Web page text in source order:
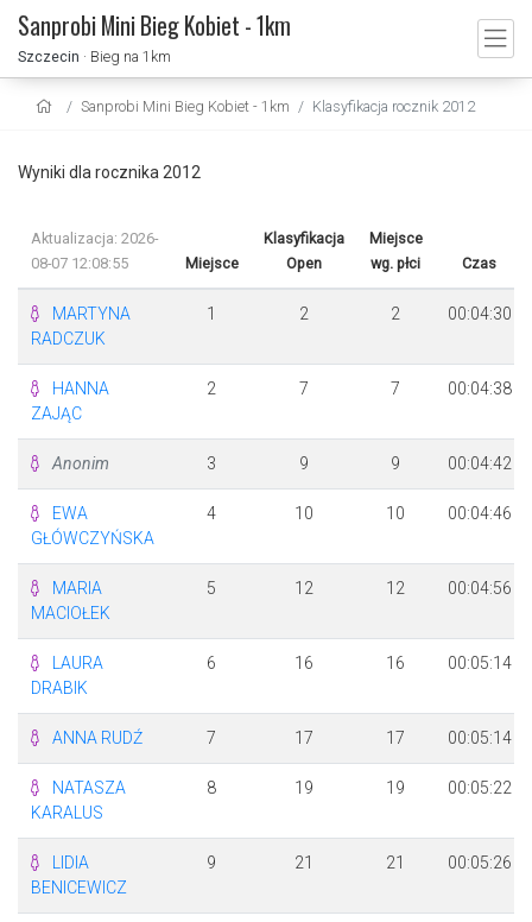
Sanprobi Mini Bieg Kobiet - 1km
Szczecin · Bieg na 1km
Sanprobi Mini Bieg Kobiet - 1km Klasyfikacja rocznik 2012
Wyniki dla rocznika 2012
Aktualizacja: 2026-
08-07 12:08:55
Miejsce
Klasyfikacja
Open
Miejsce
wg. płci
Czas
MARTYNA
RADCZUK
1 2 2 00:04:30
HANNA
ZAJĄC
2 7 7 00:04:38
Anonim 3 9 9 00:04:42
EWA
GŁÓWCZYŃSKA
4 10 10 00:04:46
MARIA
MACIOŁEK
5 12 12 00:04:56
LAURA
DRABIK
6 16 16 00:05:14
ANNA RUDŹ 7 17 17 00:05:14
NATASZA
KARALUS
8 19 19 00:05:22
LIDIA
BENICEWICZ
9 21 21 00:05:26